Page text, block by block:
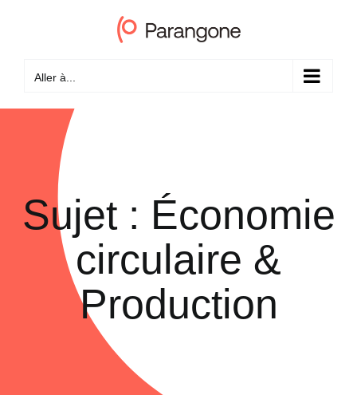
Aller à...
Sujet : Économie
circulaire &
Production